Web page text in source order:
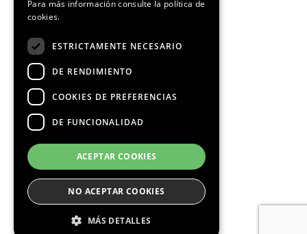
Media Partners
Para más información consulte la política de
cookies.
ESTRICTAMENTE NECESARIO
DE RENDIMIENTO
COOKIES DE PREFERENCIAS
DE FUNCIONALIDAD
ACEPTAR COOKIES
NO ACEPTAR COOKIES
MÁS DETALLES